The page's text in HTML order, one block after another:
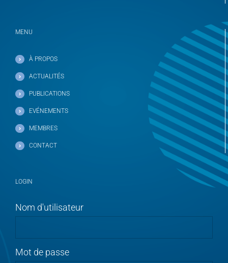
MENU
À PROPOS
ACTUALITÉS
PUBLICATIONS
EVÉNEMENTS
MEMBRES
CONTACT
LOGIN
Nom d'utilisateur
Mot de passe